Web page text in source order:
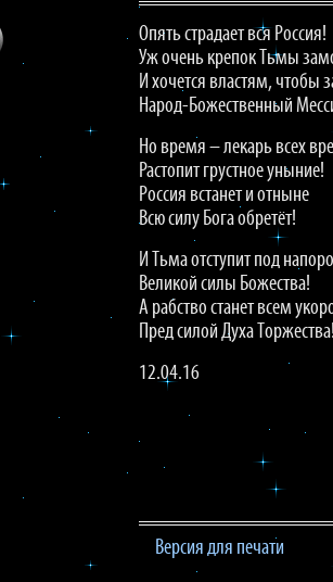
Опять страдает вся Россия!
Уж очень крепок Тьмы
И хочется властям, чтобы
Народ-Божественный
Но время – лекарь всех
Растопит грустное уныние!
Россия встанет и отныне
Всю силу Бога обретёт!
И Тьма отступит под
Великой силы Божества!
А рабство станет всем
Пред силой Духа Торжества!
12.04.16
Версия для печати